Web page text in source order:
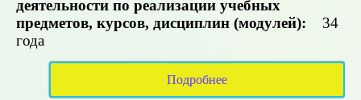
деятельности по реализации учебных
предметов, курсов, дисциплин (модулей): 34
года
Подробнее